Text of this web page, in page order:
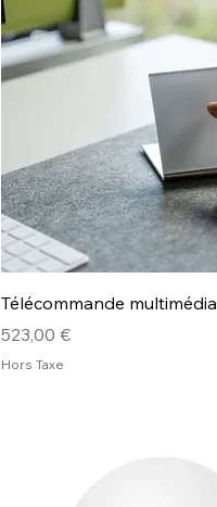
Télécommande multimédia
Prix
523,00 €
Hors Taxe